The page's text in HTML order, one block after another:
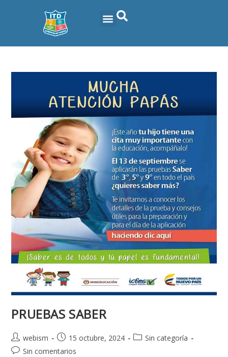
PRUEBAS SABER
webism 15 octubre, 2024
Sin categoría
Sin comentarios